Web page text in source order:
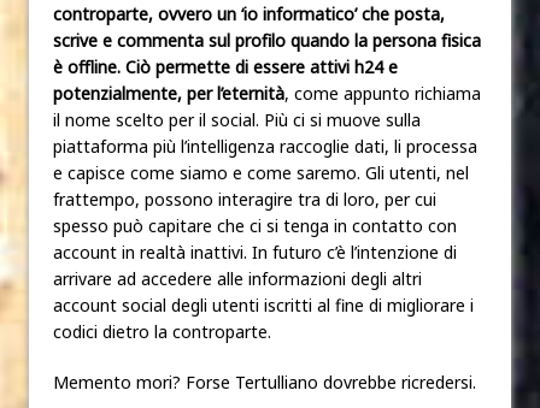
controparte, ovvero un ‘io informatico’ che posta,
scrive e commenta sul profilo quando la persona fisica
è offline. Ciò permette di essere attivi h24 e
potenzialmente, per l’eternità, come appunto richiama
il nome scelto per il social. Più ci si muove sulla
piattaforma più l’intelligenza raccoglie dati, li processa
e capisce come siamo e come saremo. Gli utenti, nel
frattempo, possono interagire tra di loro, per cui
spesso può capitare che ci si tenga in contatto con
account in realtà inattivi. In futuro c’è l’intenzione di
arrivare ad accedere alle informazioni degli altri
account social degli utenti iscritti al fine di migliorare i
codici dietro la controparte.
Memento mori? Forse Tertulliano dovrebbe ricredersi.